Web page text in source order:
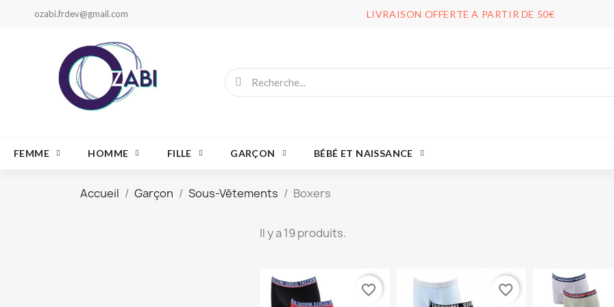
ozabi.frdev@gmail.com LIVRAISON OFFERTE A PARTIR DE 50€
FEMME HOMME FILLE GARÇON BÉBÉ ET NAISSANCE
Accueil Garçon Sous-Vêtements Boxers
Il y a 19 produits.
favorite_border favorite_border